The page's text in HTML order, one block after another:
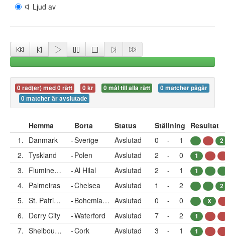
Om TipsXtra.se
Ljud av
0 rad(er) med 0 rätt 0 kr 0 mål till alla rätt
0 matcher pågår
0 matcher är avslutade
Hemma Borta Status Ställning Resultat
1. Danmark -Sverige Avslutad 0 - 1 2
2. Tyskland -Polen Avslutad 2 - 0 1
3. Fluminense -Al Hilal Avslutad 2 - 1 1
4. Palmeiras -Chelsea Avslutad 1 - 2 2
5. St. Patricks - Bohemians Avslutad 0 - 0 X
6. Derry City -Waterford Avslutad 7 - 2 1
7. Shelbourne -Cork Avslutad 3 - 1 1